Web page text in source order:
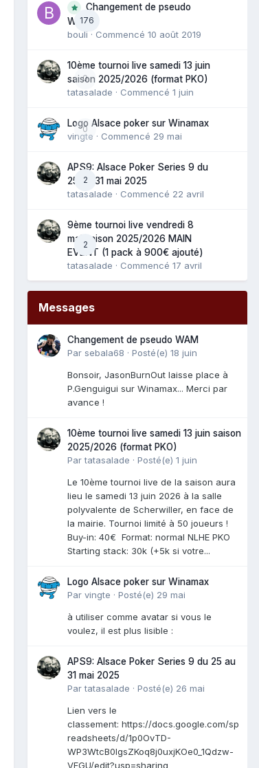
176
Changement de pseudo
WAM
bouli · Commencé 10 août 2019
0
10ème tournoi live samedi 13 juin
saison 2025/2026 (format PKO)
tatasalade · Commencé 1 juin
0
Logo Alsace poker sur Winamax
vingte · Commencé 29 mai
2
APS9: Alsace Poker Series 9 du
25 au 31 mai 2025
tatasalade · Commencé 22 avril
2
9ème tournoi live vendredi 8
mai saison 2025/2026 MAIN
EVENT (1 pack à 900€ ajouté)
tatasalade · Commencé 17 avril
Messages
Changement de pseudo WAM
Par sebala68 · Posté(e) 18 juin
Bonsoir, JasonBurnOut laisse place à
P.Genguigui sur Winamax... Merci par
avance !
10ème tournoi live samedi 13 juin saison
2025/2026 (format PKO)
Partatasalade · Posté(e) 1 juin
Le 10ème tournoi live de la saison aura
lieu le samedi 13 juin 2026 à la salle
polyvalente de Scherwiller, en face de
la mairie. Tournoi limité à 50 joueurs !
Buy-in: 40€ Format: normal NLHE PKO
Starting stack: 30k (+5k si votre...
Logo Alsace poker sur Winamax
Par vingte · Posté(e) 29 mai
à utiliser comme avatar si vous le
voulez, il est plus lisible :
APS9: Alsace Poker Series 9 du 25 au
31 mai 2025
Partatasalade · Posté(e) 26 mai
Lien vers le
classement: https://docs.google.com/sp
readsheets/d/1p0OvTD-
WP3WtcB0lgsZKoq8j0uxjKOe0_1Qdzw-
VFGU/edit?usp=sharing